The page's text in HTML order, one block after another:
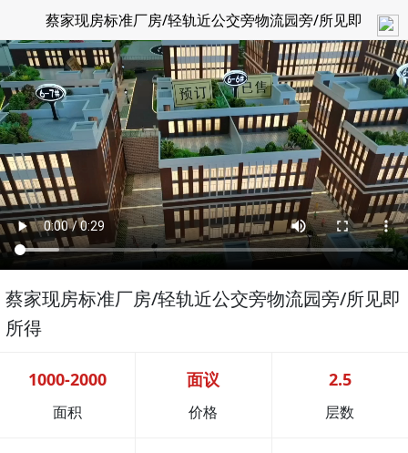
蔡家现房标准厂房/轻轨近公交旁物流园旁/所见即
所得
蔡家现房标准厂房/轻轨近公交旁物流园旁/所见即
所得
1000-2000
面积
面议
价格
2.5
层数